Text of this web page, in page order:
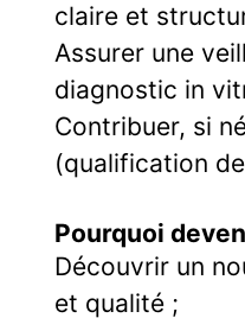
claire et
Assurer une
diagnostic in
Contribuer, si
(qualification
Pourquoi
Découvrir un
et qualité ;